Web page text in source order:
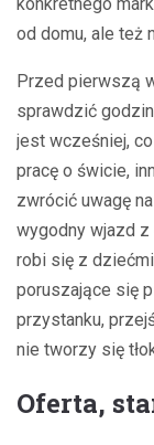
od domu, ale też
Przed pierwszą
sprawdzić
jest wcześniej,
pracę o świcie,
zwrócić uwagę
wygodny wjazd z
robi się z
poruszające się
przystanku,
nie tworzy się
Oferta,